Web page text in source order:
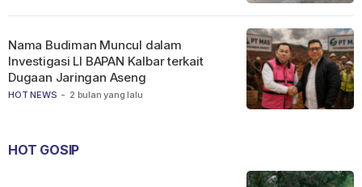
HOT NEWS - 2 bulan yang lalu
Nama Budiman Muncul dalam
Investigasi LI BAPAN Kalbar terkait
Dugaan Jaringan Aseng
HOT GOSIP